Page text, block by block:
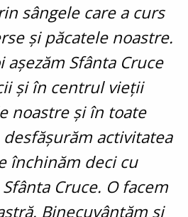
sângele care a curs
și păcatele noastre.
așezăm Sfânta Cruce
și în centrul vieții
noastre și în toate
activitatea
închinăm deci cu
Cruce. O facem
Binecuvântăm și